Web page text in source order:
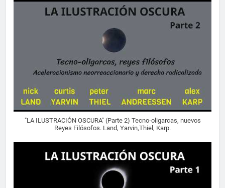
"LA ILUSTRACIÓN OSCURA" (Parte 2) Tecno-oligarcas, nuevos
Reyes Filósofos. Land, Yarvin,Thiel, Karp.